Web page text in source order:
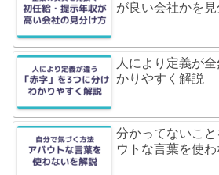
が良い会社かを
人により定義が
かりやすく解説
分かってないこ
ウトな言葉を使